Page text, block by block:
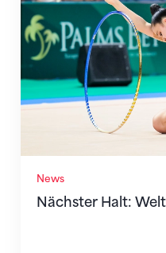
News
Nächster Halt: